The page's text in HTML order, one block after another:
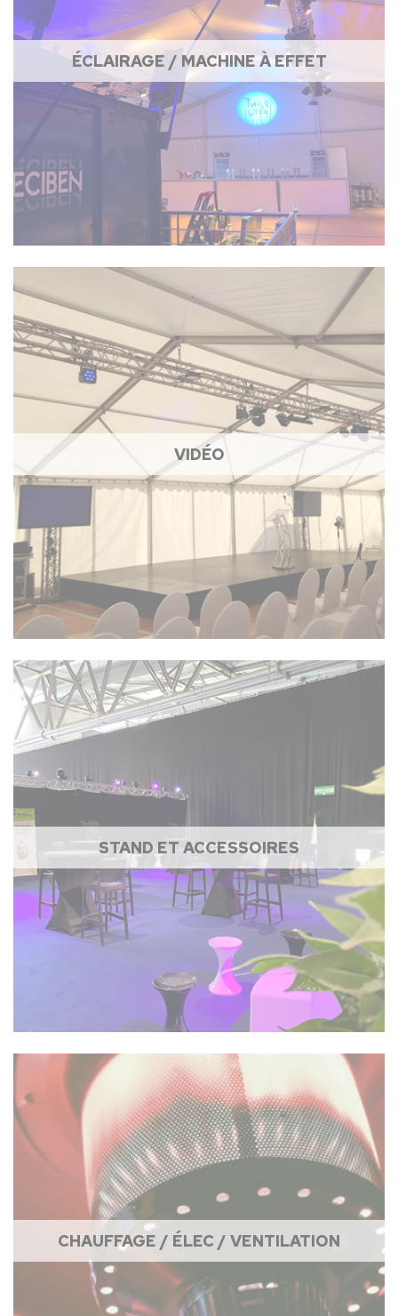
ÉCLAIRAGE / MACHINE À EFFET
VIDÉO
STAND ET ACCESSOIRES
CHAUFFAGE / ÉLEC / VENTILATION